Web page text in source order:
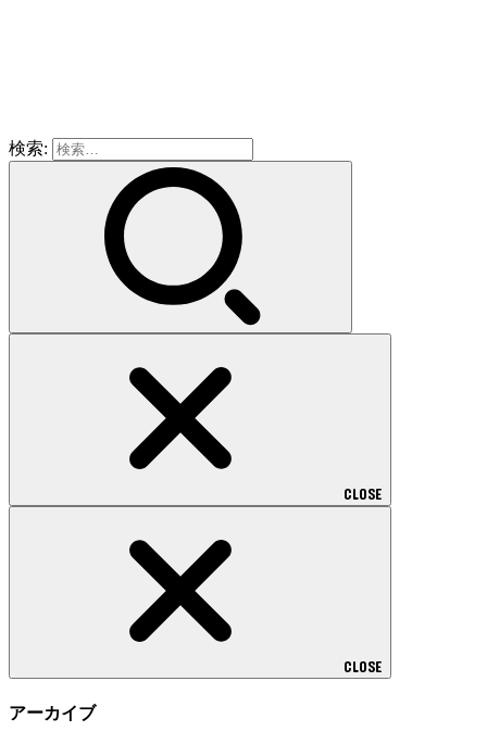
検索:
CLOSE
CLOSE
アーカイブ